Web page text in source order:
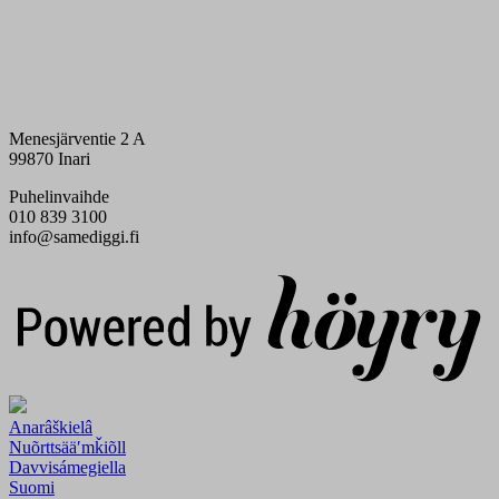
Menesjärventie 2 A
99870 Inari
Puhelinvaihde
010 839 3100
info@samediggi.fi
Anarâškielâ
Nuõrttsääʹmǩiõll
Davvisámegiella
Suomi